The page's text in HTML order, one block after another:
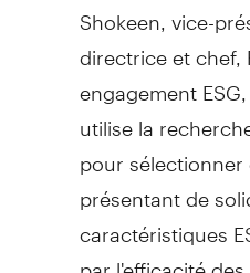
Shokeen, vice-
directrice et chef,
engagement
utilise la
pour
présentant de
caractéristiques
par l'efficacité